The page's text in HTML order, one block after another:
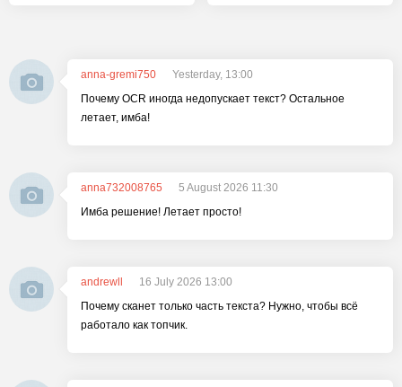
anna-gremi750
Yesterday, 13:00
Почему OCR иногда недопускает текст? Остальное
летает, имба!
anna732008765
5 August 2026 11:30
Имба решение! Летает просто!
andrewll
16 July 2026 13:00
Почему сканет только часть текста? Нужно, чтобы всё
работало как топчик.